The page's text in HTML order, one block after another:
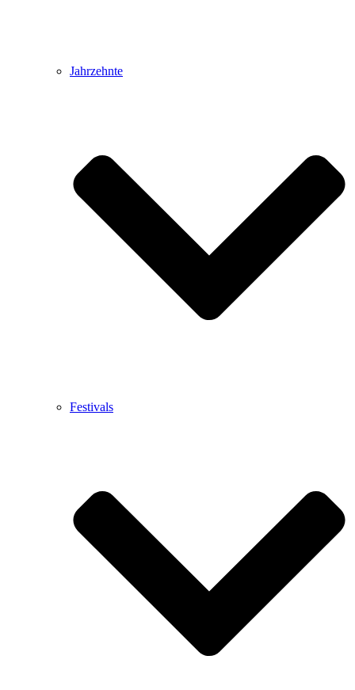
Jahrzehnte
Festivals